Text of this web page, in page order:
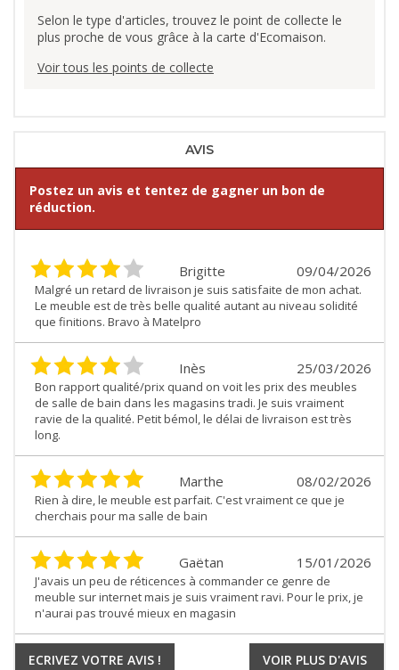
Selon le type d'articles, trouvez le point de collecte le
plus proche de vous grâce à la carte d'Ecomaison.
Voir tous les points de collecte
AVIS
Postez un avis et tentez de gagner un bon de
réduction.
09/04/2026
Brigitte
Malgré un retard de livraison je suis satisfaite de mon achat.
Le meuble est de très belle qualité autant au niveau solidité
que finitions. Bravo à Matelpro
25/03/2026
Inès
Bon rapport qualité/prix quand on voit les prix des meubles
de salle de bain dans les magasins tradi. Je suis vraiment
ravie de la qualité. Petit bémol, le délai de livraison est très
long.
08/02/2026
Marthe
Rien à dire, le meuble est parfait. C'est vraiment ce que je
cherchais pour ma salle de bain
15/01/2026
Gaëtan
J'avais un peu de réticences à commander ce genre de
meuble sur internet mais je suis vraiment ravi. Pour le prix, je
n'aurai pas trouvé mieux en magasin
ECRIVEZ VOTRE AVIS ! VOIR PLUS D'AVIS